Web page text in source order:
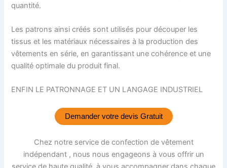
quantité.
Les patrons ainsi créés sont utilisés pour découper les
tissus et les matériaux nécessaires à la production des
vêtements en série, en garantissant une cohérence et une
qualité optimale du produit final.
ENFIN LE PATRONNAGE ET UN LANGAGE INDUSTRIEL
Demander votre devis Gratuit
Chez notre service de confection de vêtement
indépendant , nous nous engageons à vous offrir un